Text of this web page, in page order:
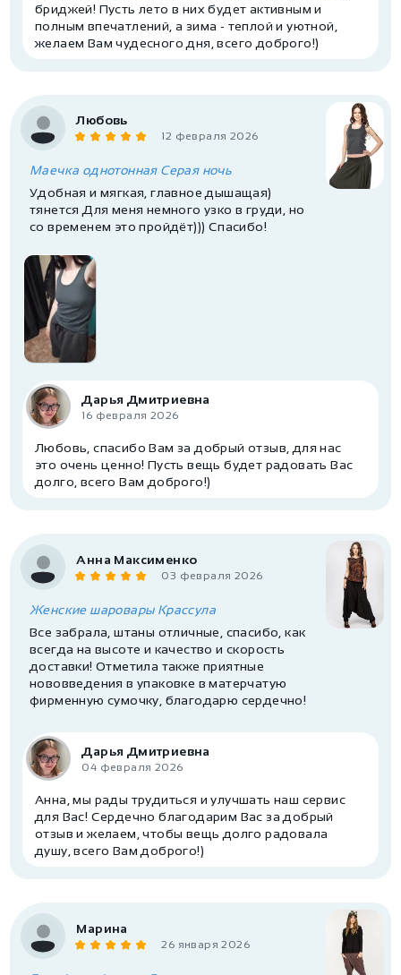
бриджей! Пусть лето в них будет активным и
полным впечатлений, а зима - теплой и уютной,
желаем Вам чудесного дня, всего доброго!)
Любовь
12 февраля 2026
Маечка однотонная Серая ночь
Удобная и мягкая, главное дышащая)
тянется Для меня немного узко в груди, но
со временем это пройдёт))) Спасибо!
Дарья Дмитриевна
16 февраля 2026
Любовь, спасибо Вам за добрый отзыв, для нас
это очень ценно! Пусть вещь будет радовать Вас
долго, всего Вам доброго!)
Анна Максименко
03 февраля 2026
Женские шаровары Крассула
Все забрала, штаны отличные, спасибо, как
всегда на высоте и качество и скорость
доставки! Отметила также приятные
нововведения в упаковке в матерчатую
фирменную сумочку, благодарю сердечно!
Дарья Дмитриевна
04 февраля 2026
Анна, мы рады трудиться и улучшать наш сервис
для Вас! Сердечно благодарим Вас за добрый
отзыв и желаем, чтобы вещь долго радовала
душу, всего Вам доброго!)
Марина
26 января 2026